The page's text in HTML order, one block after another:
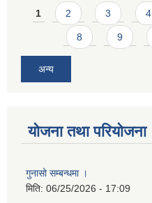
Pages
1 2 3 4
8 9
अन्य
योजना तथा परियोजना
गुनासो सम्बन्धमा ।
मिति: 06/25/2026 - 17:09